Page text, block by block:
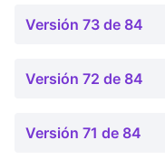
Versión 73 de 84
Versión 72 de 84
Versión 71 de 84